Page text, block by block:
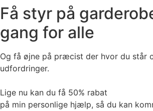
Få styr på
gang for alle
Og få øjne på præcist der hvor du står
udfordringer.
Lige nu kan du få 50% rabat
på min personlige hjælp, så du kan